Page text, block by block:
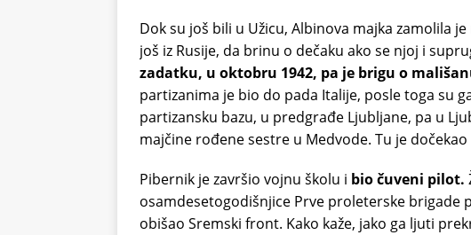
Dok su još bili u Užicu, Albinova majka zamolila
još iz Rusije, da brinu o dečaku ako se njoj i
zadatku, u oktobru 1942, pa je brigu o
partizanima je bio do pada Italije, posle toga su
partizansku bazu, u predgrađe Ljubljane, pa u
majčine rođene sestre u Medvode. Tu je dočekao
Pibernik je završio vojnu školu i bio čuveni pilot.
osamdesetogodišnjice Prve proleterske brigade
obišao Sremski front. Kako kaže, jako ga ljuti